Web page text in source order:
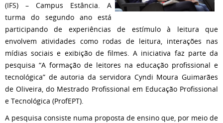
(IFS) – Campus Estância. A
turma do segundo ano está
participando de experiências de estímulo à leitura que
envolvem atividades como rodas de leitura, interações nas
mídias sociais e exibição de filmes. A iniciativa faz parte da
pesquisa “A formação de leitores na educação profissional e
tecnológica” de autoria da servidora Cyndi Moura Guimarães
de Oliveira, do Mestrado Profissional em Educação Profissional
e Tecnológica (ProfEPT).
A pesquisa consiste numa proposta de ensino que, por meio de